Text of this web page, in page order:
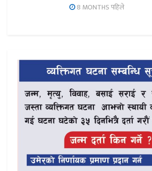
8 MONTHS पहिले